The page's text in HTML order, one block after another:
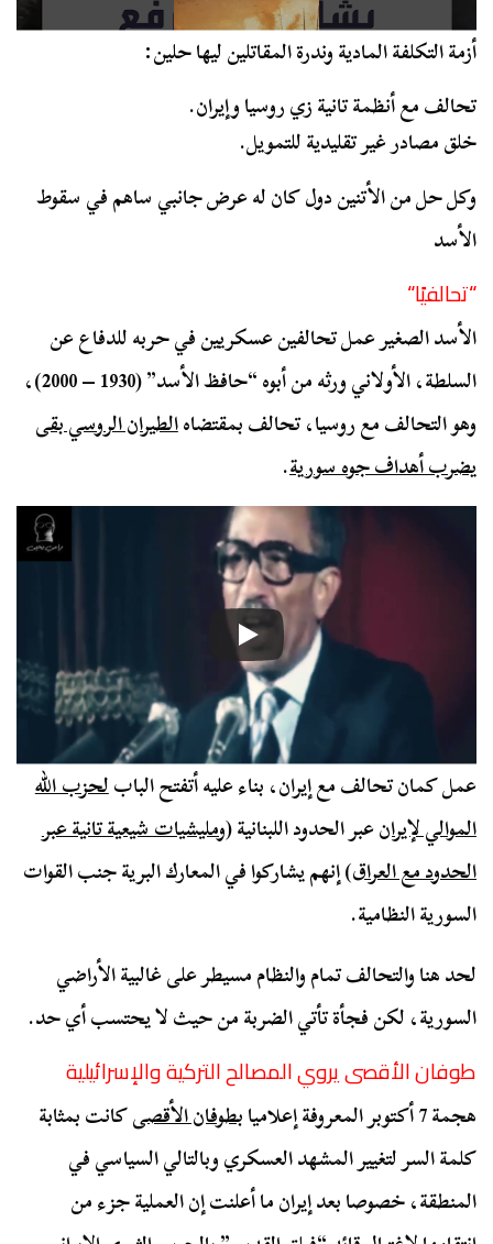
أزمة التكلفة المادية وندرة المقاتلين ليها حلين:
تحالف مع أنظمة تانية زي روسيا وإيران.
خلق مصادر غير تقليدية للتمويل.
وكل حل من الأتنين دول كان له عرض جانبي ساهم في سقوط
الأسد
“تحالفيًا“
الأسد الصغير عمل تحالفين عسكريين في حربه للدفاع عن
السلطة، الأولاني ورثه من أبوه “حافظ الأسد” (1930 – 2000)،
وهو التحالف مع روسيا، تحالف بمقتضاهالطيران الروسي بقى
يضرب أهداف جوه سورية.
عمل كمان تحالف مع إيران، بناء عليه أتفتح البابلحزب الله
الموالي لإيرانعبر الحدود اللبنانية (ومليشيات شيعية تانية عبر
الحدود مع العراق) إنهم يشاركوا في المعارك البرية جنب القوات
السورية النظامية.
لحد هنا والتحالف تمام والنظام مسيطر على غالبية الأراضي
السورية، لكن فجأة تأتي الضربة من حيث لا يحتسب أي حد.
طوفان الأقصى يروي المصالح التركية والإسرائيلية
هجمة 7 أكتوبر المعروفة إعلاميا بطوفان الأقصىكانت بمثابة
كلمة السر لتغيير المشهد العسكري وبالتالي السياسي في
المنطقة، خصوصا بعد إيران ما أعلنت إن العملية جزء من